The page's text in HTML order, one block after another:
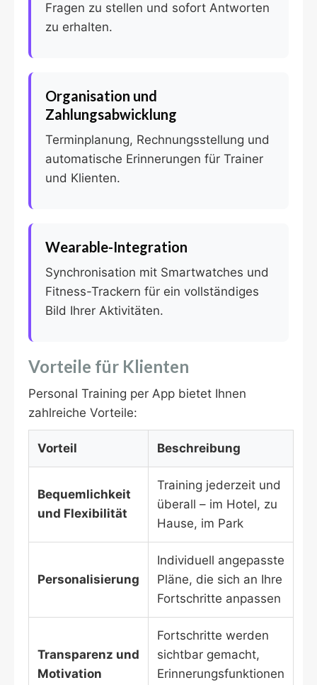
Fragen zu stellen und sofort Antworten
zu erhalten.
Organisation und
Zahlungsabwicklung
Terminplanung, Rechnungsstellung und
automatische Erinnerungen für Trainer
und Klienten.
Wearable-Integration
Synchronisation mit Smartwatches und
Fitness-Trackern für ein vollständiges
Bild Ihrer Aktivitäten.
Vorteile für Klienten
Personal Training per App bietet Ihnen
zahlreiche Vorteile:
Vorteil Beschreibung
Bequemlichkeit
und Flexibilität
Training jederzeit und
überall – im Hotel, zu
Hause, im Park
Personalisierung
Individuell angepasste
Pläne, die sich an Ihre
Fortschritte anpassen
Transparenz und
Motivation
Fortschritte werden
sichtbar gemacht,
Erinnerungsfunktionen